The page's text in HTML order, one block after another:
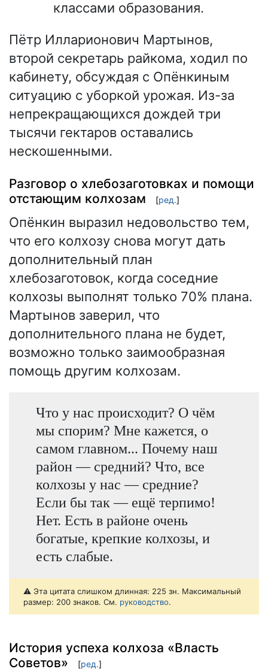
классами образования.
Пётр Илларионович Мартынов,
второй секретарь райкома, ходил по
кабинету, обсуждая с Опёнкиным
ситуацию с уборкой урожая. Из-за
непрекращающихся дождей три
тысячи гектаров оставались
нескошенными.
Разговор о хлебозаготовках и помощи
отстающим колхозам
[ред.]
Опёнкин выразил недовольство тем,
что его колхозу снова могут дать
дополнительный план
хлебозаготовок, когда соседние
колхозы выполнят только 70% плана.
Мартынов заверил, что
дополнительного плана не будет,
возможно только заимообразная
помощь другим колхозам.
Что у нас происходит? О чём
мы спорим? Мне кажется, о
самом главном... Почему наш
район — средний? Что, все
колхозы у нас — средние?
Если бы так — ещё терпимо!
Нет. Есть в районе очень
богатые, крепкие колхозы, и
есть слабые.
⚠️ Эта цитата слишком длинная: 225 зн. Максимальный
размер: 200 знаков. См. руководство.
История успеха колхоза «Власть
Советов»
[ред.]